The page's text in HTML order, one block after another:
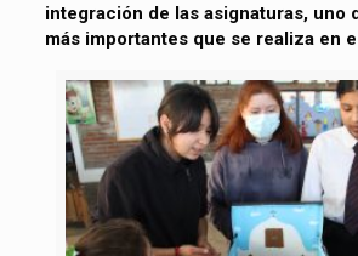
integración de las asignaturas, uno
más importantes que se realiza en